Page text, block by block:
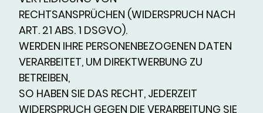
RECHTSANSPRÜCHEN (WIDERSPRUCH NACH
ART. 21 ABS. 1 DSGVO).
WERDEN IHRE PERSONENBEZOGENEN DATEN
VERARBEITET, UM DIREKTWERBUNG ZU
BETREIBEN,
SO HABEN SIE DAS RECHT, JEDERZEIT
WIDERSPRUCH GEGEN DIE VERARBEITUNG SIE